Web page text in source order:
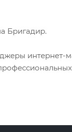
Бригадир.
интернет-